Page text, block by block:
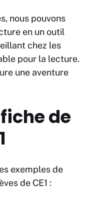
nous pouvons
en un outil
chez les
pour la lecture.
une aventure
de
exemples de
de CE1 :